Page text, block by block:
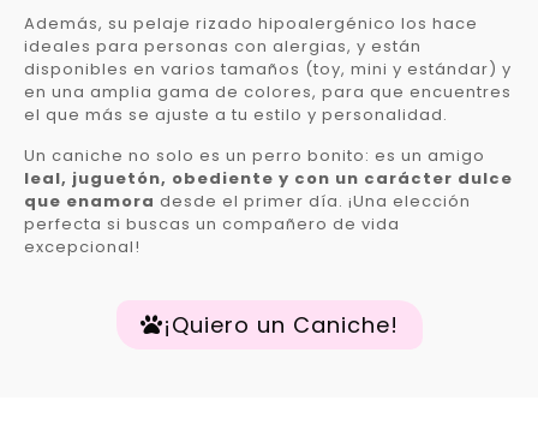
Además, su pelaje rizado hipoalergénico los hace
ideales para personas con alergias, y están
disponibles en varios tamaños (toy, mini y estándar) y
en una amplia gama de colores, para que encuentres
el que más se ajuste a tu estilo y personalidad.
Un caniche no solo es un perro bonito: es un amigo
leal, juguetón, obediente y con un carácter dulce
que enamora desde el primer día. ¡Una elección
perfecta si buscas un compañero de vida
excepcional!
¡Quiero un Caniche!